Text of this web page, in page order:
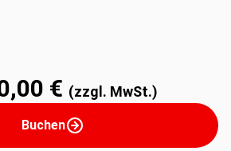
€ (zzgl. MwSt.)
Buchen